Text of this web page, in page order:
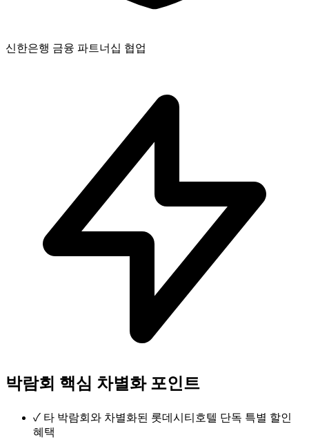
신한은행 금융 파트너십 협업
박람회 핵심 차별화 포인트
✓ 타 박람회와 차별화된 롯데시티호텔 단독 특별 할인
혜택